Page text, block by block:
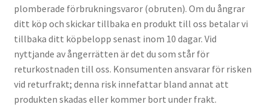
plomberade förbrukningsvaror (obruten). Om du ångrar
ditt köp och skickar tillbaka en produkt till oss betalar vi
tillbaka ditt köpbelopp senast inom 10 dagar. Vid
nyttjande av ångerrätten är det du som står för
returkostnaden till oss. Konsumenten ansvarar för risken
vid returfrakt; denna risk innefattar bland annat att
produkten skadas eller kommer bort under frakt.